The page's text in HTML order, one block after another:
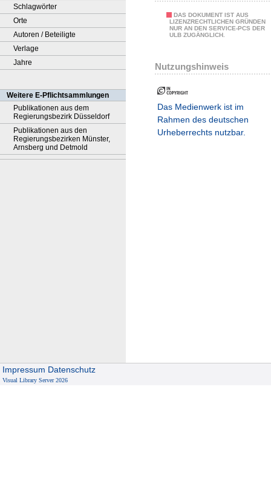
Schlagwörter
Orte
Autoren / Beteiligte
Verlage
Jahre
Weitere E-Pflichtsammlungen
Publikationen aus dem
Regierungsbezirk Düsseldorf
Publikationen aus den
Regierungsbezirken Münster,
Arnsberg und Detmold
DAS DOKUMENT IST AUS
LIZENZRECHTLICHEN GRÜNDEN
NUR AN DEN SERVICE-PCS DER
ULB ZUGÄNGLICH.
Nutzungshinweis
Das Medienwerk ist im
Rahmen des deutschen
Urheberrechts nutzbar.
Impressum Datenschutz
Visual Library Server 2026